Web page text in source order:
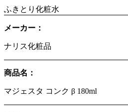
ふきとり化粧水
メーカー：
ナリス化粧品
商品名：
マジェスタ コンク β 180ml